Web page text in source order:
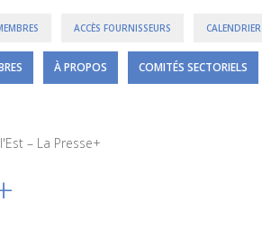
ACCÈS FOURNISSEURS CALENDRIER
À PROPOS COMITÉS SECTORIELS
– La Presse+